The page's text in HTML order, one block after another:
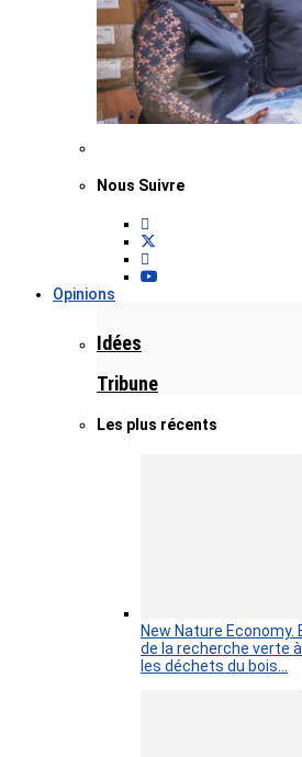
Nous Suivre
Opinions
Idées
Tribune
Les plus récents
New Nature Economy.
de la recherche verte
les déchets du bois…